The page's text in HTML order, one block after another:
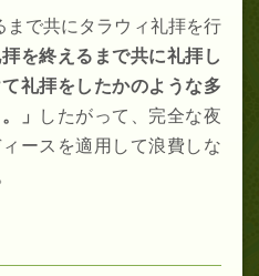
共にタラウィ礼拝を行
を終えるまで共に礼拝し
礼拝をしたかのような多
」
したがって、完全な夜
ースを適用して浪費しな